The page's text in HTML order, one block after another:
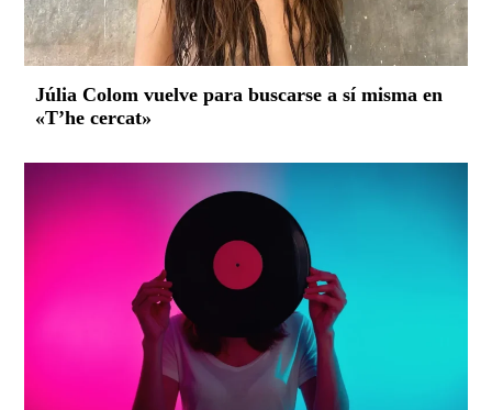
Júlia Colom vuelve para buscarse a sí misma en
«T’he cercat»